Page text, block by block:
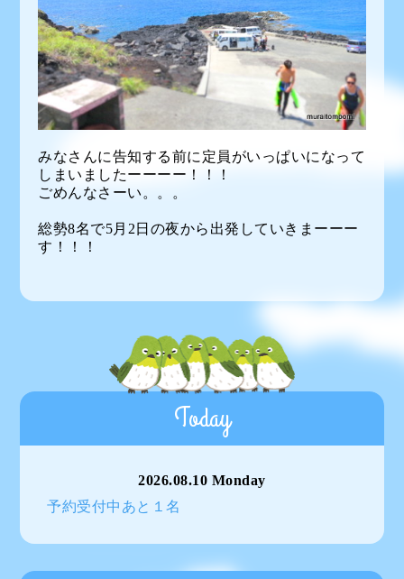
みなさんに告知する前に定員がいっぱいになって
しまいましたーーーー！！！
ごめんなさーい。。。
総勢8名で5月2日の夜から出発していきまーーー
す！！！
Today
2026.08.10 Monday
予約受付中あと１名